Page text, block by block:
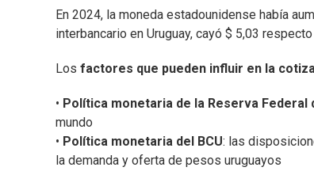
En 2024, la moneda estadounidense había
interbancario en Uruguay, cayó $ 5,03
Los factores que pueden influir en la
• Política monetaria de la Reserva Federal
mundo
• Política monetaria del BCU: las
la demanda y oferta de pesos uruguayos